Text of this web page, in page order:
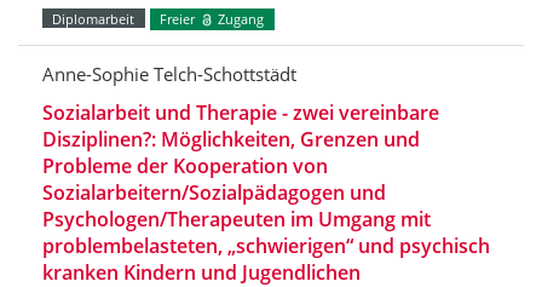
Diplomarbeit Freier Zugang
Anne-Sophie Telch-Schottstädt
Sozialarbeit und Therapie - zwei vereinbare
Disziplinen?: Möglichkeiten, Grenzen und
Probleme der Kooperation von
Sozialarbeitern/Sozialpädagogen und
Psychologen/Therapeuten im Umgang mit
problembelasteten, „schwierigen“ und psychisch
kranken Kindern und Jugendlichen